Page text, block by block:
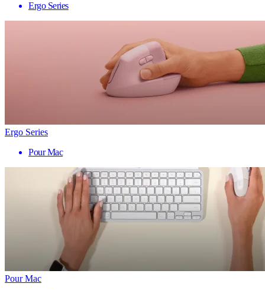
Ergo Series
Ergo Series
Pour Mac
Pour Mac